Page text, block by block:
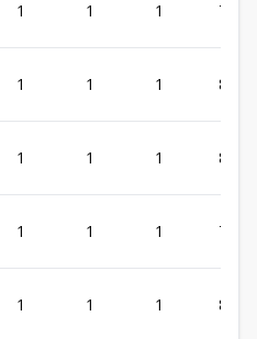
1 1 1 77
1 1 1 81
1 1 1 81.6
1 1 1 74.3
1 1 1 84.9